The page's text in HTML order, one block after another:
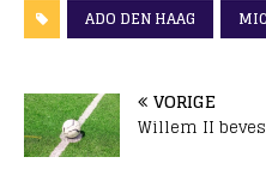
ADO DEN HAAG
VORIGE
Willem II